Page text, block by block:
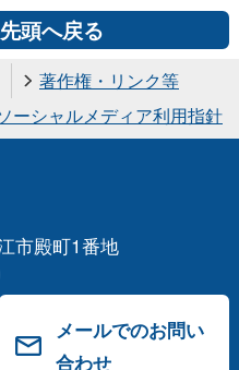
頭へ戻る
著作権・リンク等
ーシャルメディア利用指針
市殿町1番地
メールでのお問い
合わせ